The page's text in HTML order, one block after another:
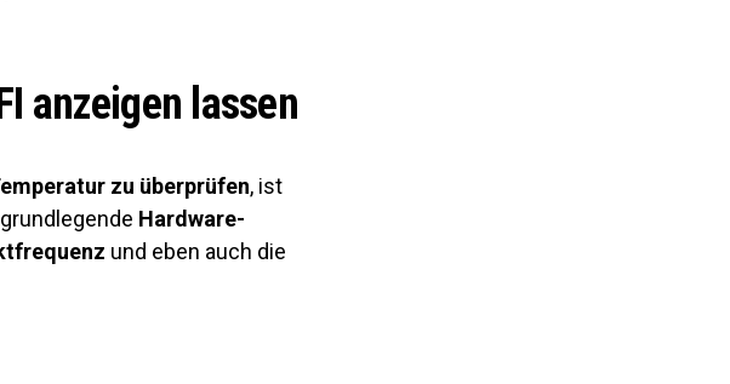
anzeigen lassen
zu überprüfen, ist
Hardware-
und eben auch die